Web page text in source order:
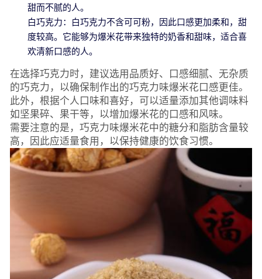
甜而不腻的人。
白巧克力：白巧克力不含可可粉，因此口感更加柔和，甜
度较高。它能够为爆米花带来独特的奶香和甜味，适合喜
欢清新口感的人。
在选择巧克力时，建议选用品质好、口感细腻、无杂质
的巧克力，以确保制作出的巧克力味爆米花口感更佳。
此外，根据个人口味和喜好，可以适量添加其他调味料
如坚果碎、果干等，以增加爆米花的口感和风味。
需要注意的是，巧克力味爆米花中的糖分和脂肪含量较
高，因此应适量食用，以保持健康的饮食习惯。